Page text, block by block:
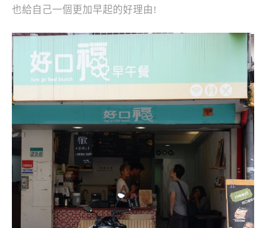
也給自己一個更加早起的好理由!